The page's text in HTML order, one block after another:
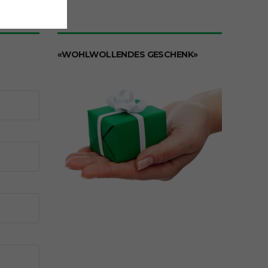
«WOHLWOLLENDES GESCHENK»
geltenden
die dortigen
(USA)